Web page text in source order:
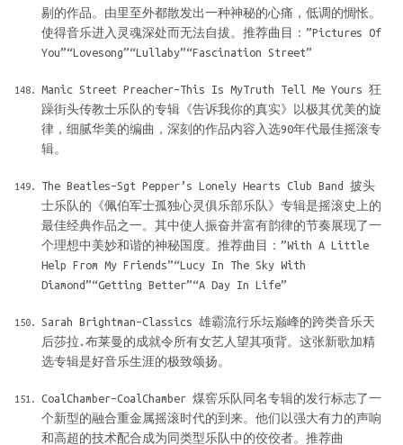
剔的作品。由里至外都散发出一种神秘的心痛，低调的惆怅。
使得音乐进入灵魂深处而无法自拔。推荐曲目：”Pictures Of
You”“Lovesong”“Lullaby”“Fascination Street”
Manic Street Preacher–This Is MyTruth Tell Me Yours 狂
躁街头传教士乐队的专辑《告诉我你的真实》以极其优美的旋
律，细腻华美的编曲，深刻的作品内容入选90年代最佳摇滚专
辑。
The Beatles–Sgt Pepper’s Lonely Hearts Club Band 披头
士乐队的《佩伯军士孤独心灵俱乐部乐队》专辑是摇滚史上的
最佳经典作品之一。其中使人振奋并富有韵律的节奏展现了一
个理想中美妙和谐的神秘国度。推荐曲目：”With A Little
Help From My Friends”“Lucy In The Sky With
Diamond”“Getting Better”“A Day In Life”
Sarah Brightman–Classics 雄霸流行乐坛巅峰的跨类音乐天
后莎拉.布莱曼的成就令所有女艺人望其项背。这张新歌加精
选专辑是好音乐生涯的极致颂扬。
CoalChamber–CoalChamber 煤窖乐队同名专辑的发行标志了一
个新型的融合重金属摇滚时代的到来。他们以强大有力的声响
和高超的技术配合成为同类型乐队中的佼佼者。推荐曲